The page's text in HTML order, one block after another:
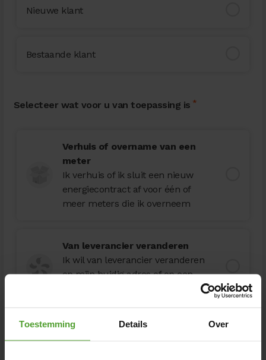
Toestemming Details Over
Nieuwe klant
Bestaande klant
Selecteer wat voor u van toepassing is
Verhuis of overname van een
meter
Ik verhuis of ik sluit een nieuw
energiecontract af voor één of
meer meters die ik overneem
Van leverancier veranderen
Ik wil van leverancier veranderen
op mijn huidig adres of op een
Nieuwe meter
Ik wens een contract af te sluiten